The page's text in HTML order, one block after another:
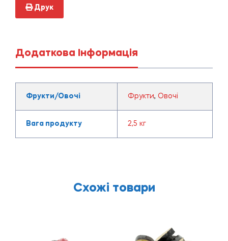
Друк
Додаткова Інформація
Фрукти/Овочі Фрукти, Овочі
Вага продукту 2,5 кг
Схожі товари